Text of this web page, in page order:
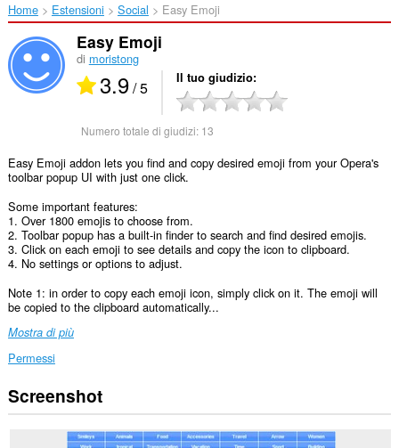
Home Estensioni Social Easy Emoji‎
Easy Emoji
di moristong
3.9/ 5 Il tuo giudizio
Numero totale di giudizi: 13
Easy Emoji addon lets you find and copy desired emoji from your Opera's
toolbar popup UI with just one click.
Some important features:
1. Over 1800 emojis to choose from.
2. Toolbar popup has a built-in finder to search and find desired emojis.
3. Click on each emoji to see details and copy the icon to clipboard.
4. No settings or options to adjust.
Note 1: in order to copy each emoji icon, simply click on it. The emoji will
be copied to the clipboard automatically...
Mostra di più
Permessi
This
extension
Screenshot